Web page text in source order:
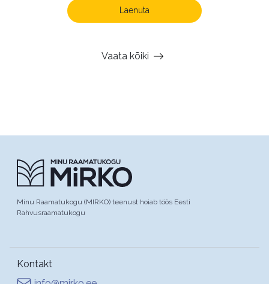
Laenuta
Vaata kõiki
Minu Raamatukogu (MIRKO) teenust hoiab töös Eesti
Rahvusraamatukogu
Kontakt